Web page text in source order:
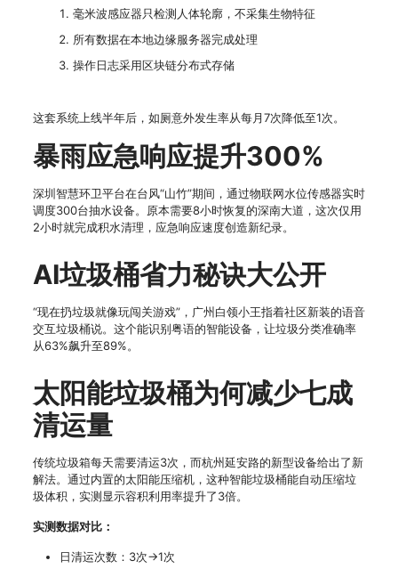
毫米波感应器只检测人体轮廓，不采集生物特征
所有数据在本地边缘服务器完成处理
操作日志采用区块链分布式存储
这套系统上线半年后，如厕意外发生率从每月7次降低至1次。
暴雨应急响应提升300%
深圳智慧环卫平台在台风“山竹”期间，通过物联网水位传感器实时
调度300台抽水设备。原本需要8小时恢复的深南大道，这次仅用
2小时就完成积水清理，应急响应速度创造新纪录。
AI垃圾桶省力秘诀大公开
“现在扔垃圾就像玩闯关游戏”，广州白领小王指着社区新装的语音
交互垃圾桶说。这个能识别粤语的智能设备，让垃圾分类准确率
从63%飙升至89%。
太阳能垃圾桶为何减少七成
清运量
传统垃圾箱每天需要清运3次，而杭州延安路的新型设备给出了新
解法。通过内置的太阳能压缩机，这种智能垃圾桶能自动压缩垃
圾体积，实测显示容积利用率提升了3倍。
实测数据对比：
日清运次数：3次→1次